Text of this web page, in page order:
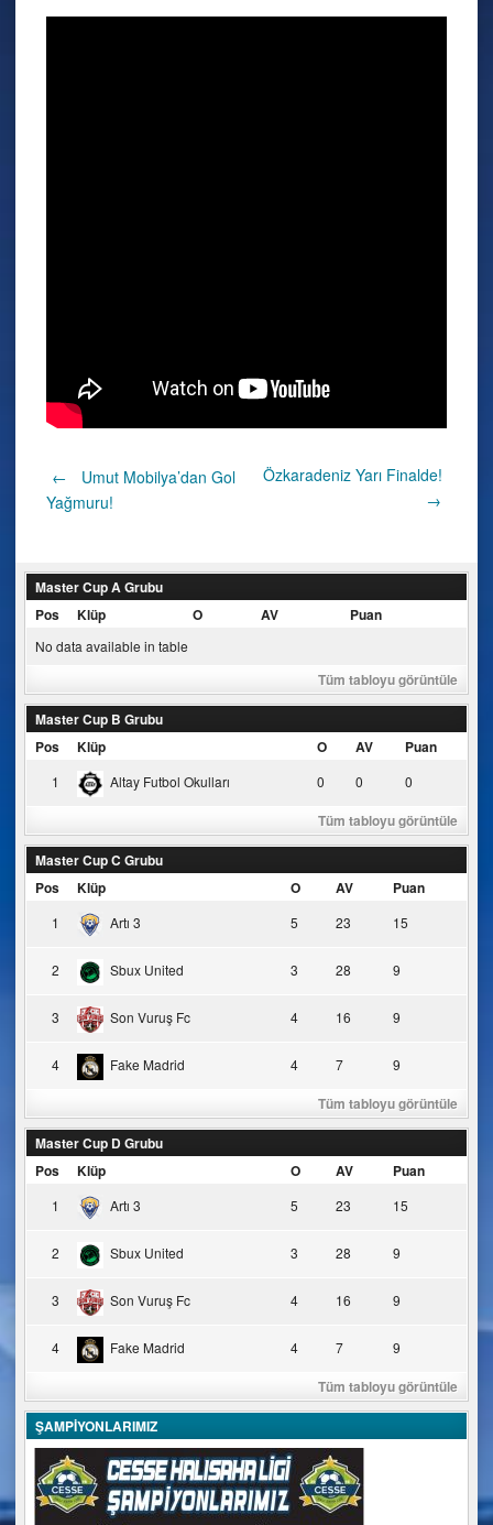
Post
←
Umut Mobilya’dan Gol
Yağmuru!
Özkaradeniz Yarı Finalde!
→
Master Cup A Grubu
Pos
Klüp O AV Puan
No data available in table
Tüm tabloyu görüntüle
Master Cup B Grubu
Pos
Klüp O AV Puan
1 Altay Futbol Okulları 0 0 0
Tüm tabloyu görüntüle
Master Cup C Grubu
Pos
Klüp O AV Puan
1 Artı 3 5 23 15
2 Sbux United 3 28 9
3 Son Vuruş Fc 4 16 9
4 Fake Madrid 4 7 9
Tüm tabloyu görüntüle
Master Cup D Grubu
Pos
Klüp O AV Puan
1 Artı 3 5 23 15
2 Sbux United 3 28 9
3 Son Vuruş Fc 4 16 9
4 Fake Madrid 4 7 9
Tüm tabloyu görüntüle
ŞAMPİYONLARIMIZ